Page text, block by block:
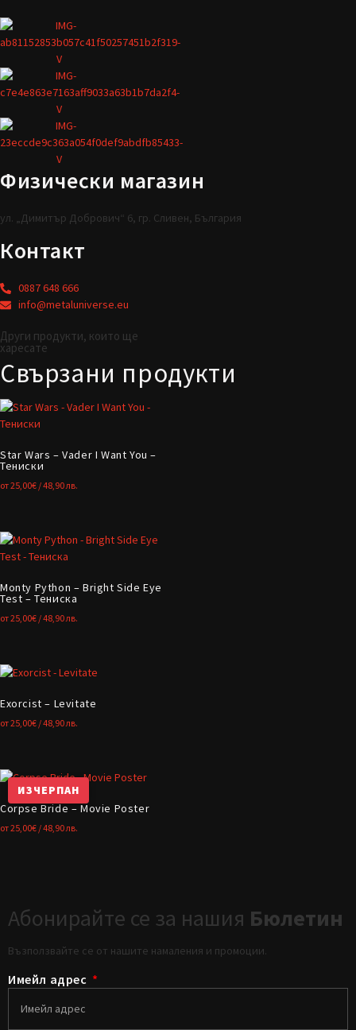
Физически магазин
ул. „Димитър Добрович“ 6, гр. Сливен, България
Контакт
0887 648 666
info@metaluniverse.eu
Други продукти, които ще
харесате
Свързани продукти
Star Wars – Vader I Want You –
Тениски
от25,00€ / 48,90 лв.
Monty Python – Bright Side Eye
Test – Тениска
от25,00€ / 48,90 лв.
Exorcist – Levitate
от25,00€ / 48,90 лв.
ИЗЧЕРПАН
Corpse Bride – Movie Poster
от25,00€ / 48,90 лв.
Абонирайте се за нашия Бюлетин
Възползвайте се от нашите намаления и промоции.
Имейл адрес